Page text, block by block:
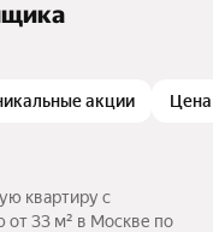
акции Цена
квартиру с
33 м² в Москве по